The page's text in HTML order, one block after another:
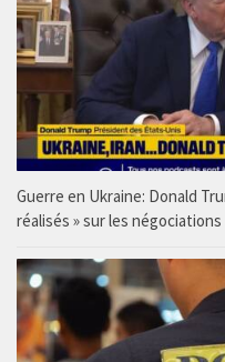
Guerre en Ukraine: Donald
réalisés » sur les négociations